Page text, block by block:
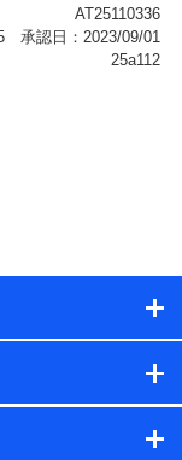
る情報などが含
被保険者の関
険料、保険料
どの情報、建
内等を提供し
ンシャルグルー
る情報。例と
所、生年月